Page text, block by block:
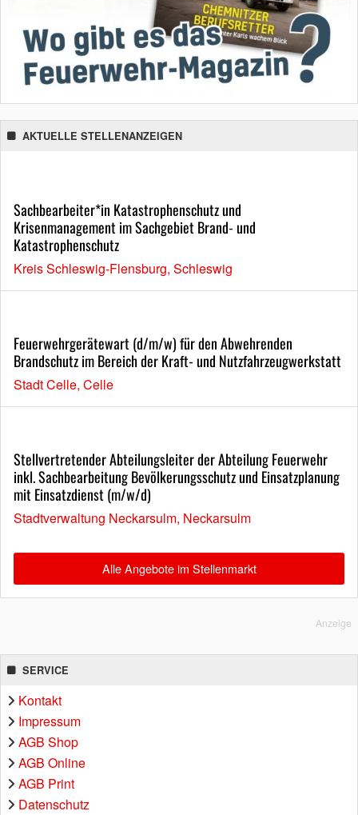
AKTUELLE STELLENANZEIGEN
Sachbearbeiter*in Katastrophenschutz und
Krisenmanagement im Sachgebiet Brand- und
Katastrophenschutz
Kreis Schleswig-Flensburg, Schleswig
Feuerwehrgerätewart (d/m/w) für den Abwehrenden
Brandschutz im Bereich der Kraft- und Nutzfahrzeugwerkstatt
Stadt Celle, Celle
Stellvertretender Abteilungsleiter der Abteilung Feuerwehr
inkl. Sachbearbeitung Bevölkerungsschutz und Einsatzplanung
mit Einsatzdienst (m/w/d)
Stadtverwaltung Neckarsulm, Neckarsulm
Alle Angebote im Stellenmarkt
Anzeige
SERVICE
Kontakt
Impressum
AGB Shop
AGB Online
AGB Print
Datenschutz